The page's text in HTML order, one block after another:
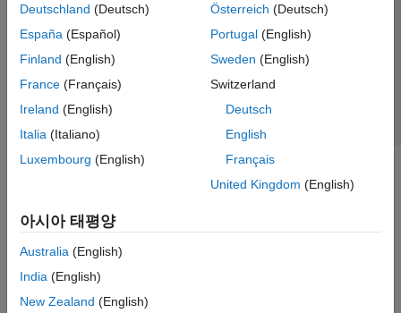
Deutschland (Deutsch)
España (Español)
Finland (English)
France (Français)
Ireland (English)
Italia (Italiano)
Luxembourg (English)
Österreich (Deutsch)
Portugal(English)
Sweden (English)
Switzerland
Deutsch
English
Français
United Kingdom (English)
아시아 태평양
Australia (English)
India (English)
New Zealand (English)
애플리케이션 상태
© 1994-2026 The MathWorks, Inc.